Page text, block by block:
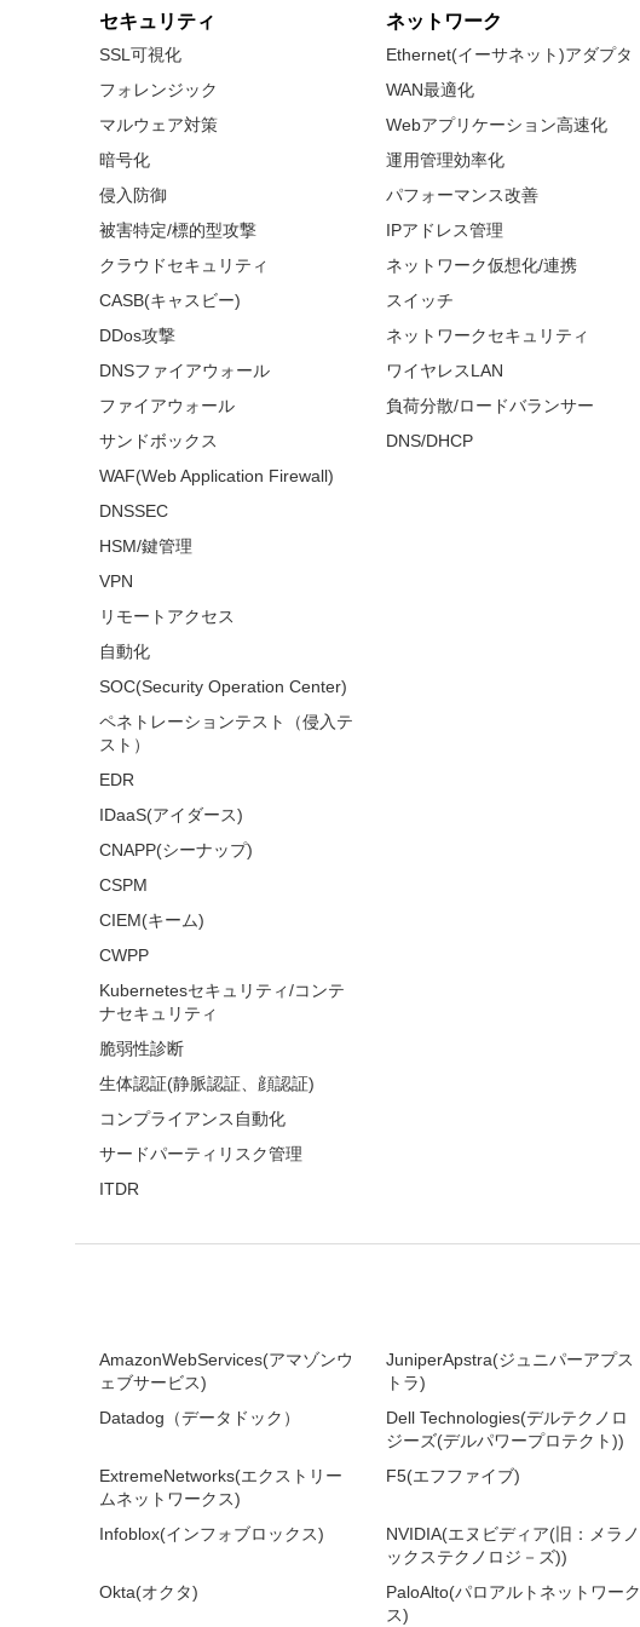
セキュリティ
SSL可視化
フォレンジック
マルウェア対策
暗号化
侵入防御
被害特定/標的型攻撃
クラウドセキュリティ
CASB(キャスビー)
DDos攻撃
DNSファイアウォール
ファイアウォール
サンドボックス
WAF(Web Application Firewall)
DNSSEC
HSM/鍵管理
VPN
リモートアクセス
自動化
SOC(Security Operation Center)
ペネトレーションテスト（侵入テ
スト）
EDR
IDaaS(アイダース)
CNAPP(シーナップ)
CSPM
CIEM(キーム)
CWPP
Kubernetesセキュリティ/コンテ
ナセキュリティ
脆弱性診断
生体認証(静脈認証、顔認証)
コンプライアンス自動化
サードパーティリスク管理
ITDR
ネットワーク
Ethernet(イーサネット)アダプタ
WAN最適化
Webアプリケーション高速化
運用管理効率化
パフォーマンス改善
IPアドレス管理
ネットワーク仮想化/連携
スイッチ
ネットワークセキュリティ
ワイヤレスLAN
負荷分散/ロードバランサー
DNS/DHCP
AmazonWebServices(アマゾンウ
ェブサービス)
JuniperApstra(ジュニパーアプス
トラ)
Datadog（データドック）
Dell Technologies(デルテクノロ
ジーズ(デルパワープロテクト))
ExtremeNetworks(エクストリー
ムネットワークス)
F5(エフファイブ)
Infoblox(インフォブロックス)
NVIDIA(エヌビディア(旧：メラノ
ックステクノロジ－ズ))
Okta(オクタ)
PaloAlto(パロアルトネットワーク
ス)